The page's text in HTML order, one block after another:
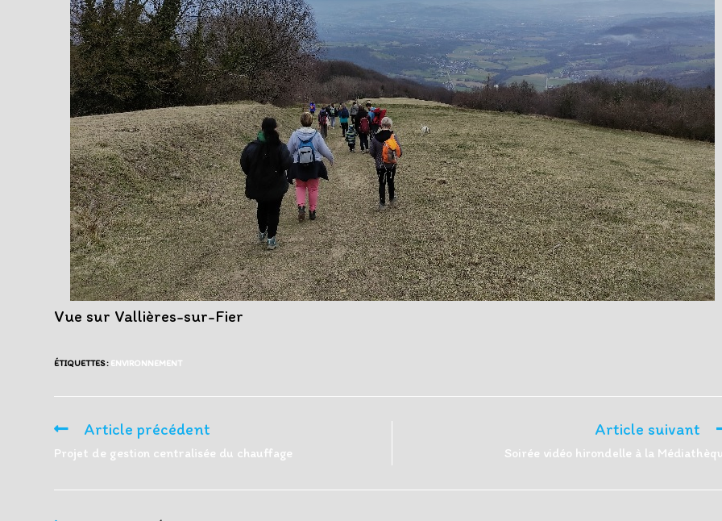
Vue sur Vallières-sur-Fier
ÉTIQUETTES : ENVIRONNEMENT
Read
articles
Article précédent
Projet de gestion centralisée du chauffage
Article suivant
Soirée vidéo hirondelle à la